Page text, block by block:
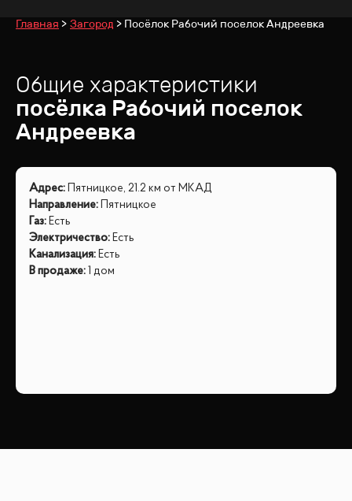
Главная Загород Посёлок Рабочий поселок Андреевка
Общие характеристики
посёлка Рабочий поселок
Андреевка
Адрес:
Пятницкое, 21.2 км от МКАД
Направление:
Пятницкое
Газ: Есть
Электричество: Есть
Канализация: Есть
В продаже: 1 дом